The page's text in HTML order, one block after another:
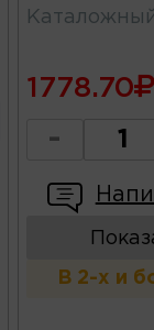
1778.70
-
В 2-х и